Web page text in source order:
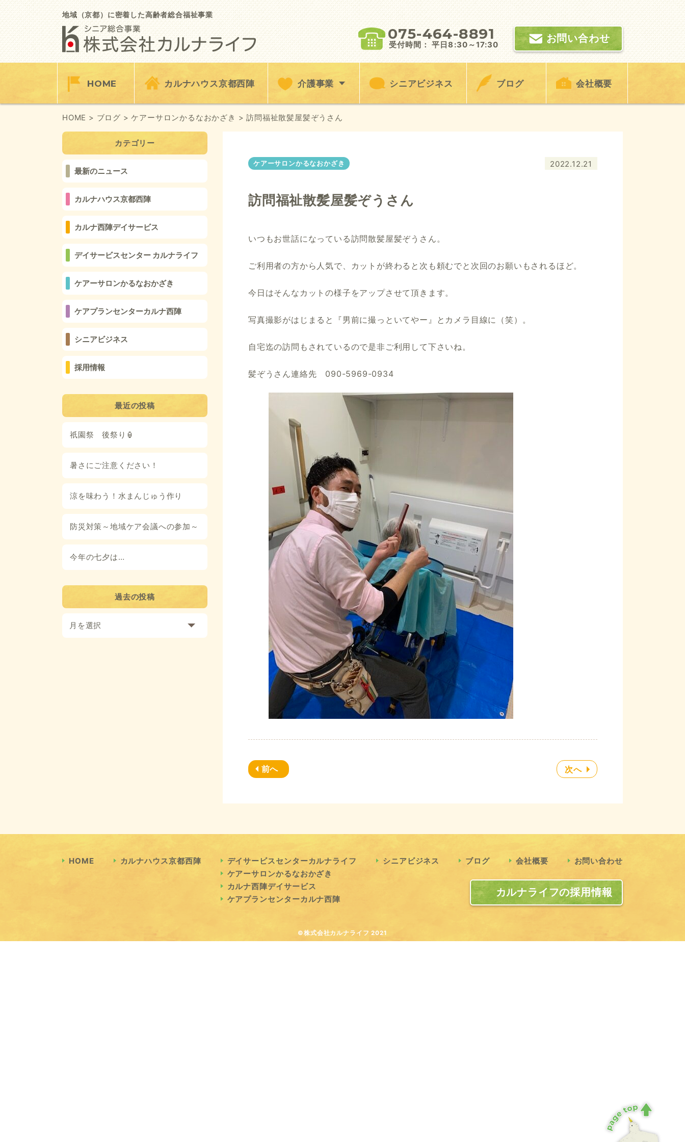
Skip
to
content
地域（京都）に密着した高齢者総合福祉事業
075-464-8891
受付時間： 平日8:30～17:30
お問い合わせ
HOME カルナハウス京都西陣 介護事業 シニアビジネス ブログ 会社概要
HOME > ブログ > ケアーサロンかるなおかざき > 訪問福祉散髪屋髪ぞうさん
カテゴリー
最新のニュース
カルナハウス京都西陣
カルナ西陣デイサービス
デイサービスセンター カルナライフ
ケアーサロンかるなおかざき
ケアプランセンターカルナ西陣
シニアビジネス
採用情報
最近の投稿
祇園祭 後祭り🏮
暑さにご注意ください！
涼を味わう！水まんじゅう作り
防災対策～地域ケア会議への参加～
今年の七夕は…
過去の投稿
月を選択
2022.12.21
ケアーサロンかるなおかざき
訪問福祉散髪屋髪ぞうさん
いつもお世話になっている訪問散髪屋髪ぞうさん。
ご利用者の方から人気で、カットが終わると次も頼むでと次回のお願いもされるほど。
今日はそんなカットの様子をアップさせて頂きます。
写真撮影がはじまると『男前に撮っといてやー』とカメラ目線に（笑）。
自宅迄の訪問もされているので是非ご利用して下さいね。
髪ぞうさん連絡先 090-5969-0934
前へ 次へ
HOME カルナハウス京都西陣
デイサービスセンターカルナライフ
ケアーサロンかるなおかざき
カルナ西陣デイサービス
ケアプランセンターカルナ西陣
シニアビジネス ブログ 会社概要 お問い合わせ
カルナライフの採用情報
©株式会社カルナライフ 2021